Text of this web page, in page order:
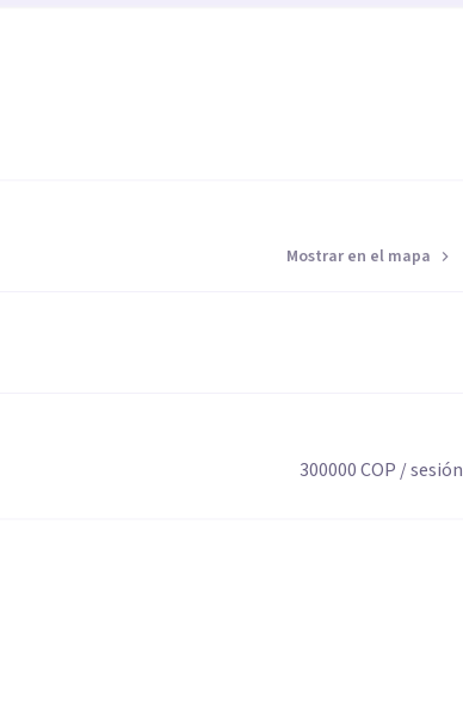
Mostrar en el mapa
300000COP / sesión